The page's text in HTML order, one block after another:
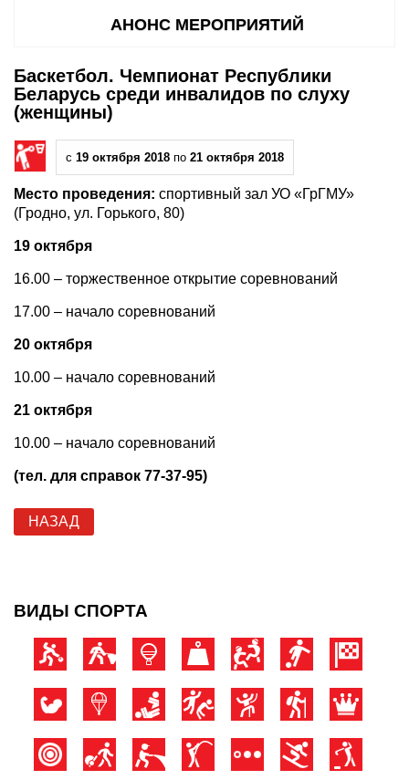
АНОНС МЕРОПРИЯТИЙ
Баскетбол. Чемпионат Республики
Беларусь среди инвалидов по слуху
(женщины)
с 19 октября 2018 по 21 октября 2018
Место проведения: спортивный зал УО «ГрГМУ»
(Гродно, ул. Горького, 80)
19 октября
16.00 – торжественное открытие соревнований
17.00 – начало соревнований
20 октября
10.00 – начало соревнований
21 октября
10.00 – начало соревнований
(тел. для справок 77-37-95)
НАЗАД
ВИДЫ СПОРТА